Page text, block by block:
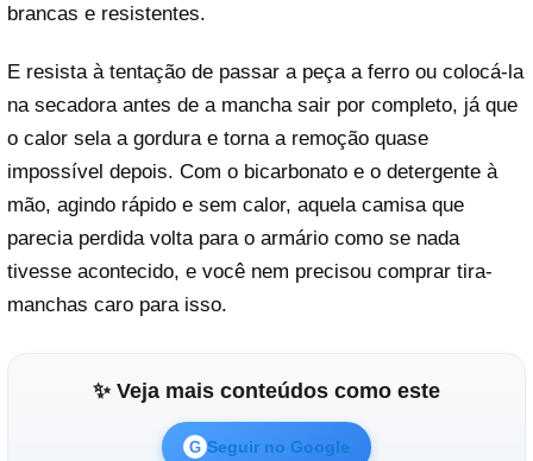
brancas e resistentes.
E resista à tentação de passar a peça a ferro ou colocá-la
na secadora antes de a mancha sair por completo, já que
o calor sela a gordura e torna a remoção quase
impossível depois. Com o bicarbonato e o detergente à
mão, agindo rápido e sem calor, aquela camisa que
parecia perdida volta para o armário como se nada
tivesse acontecido, e você nem precisou comprar tira-
manchas caro para isso.
✨ Veja mais conteúdos como este
G Seguir no Google